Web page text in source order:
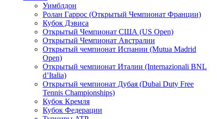
Уимблдон
Ролан Гаррос (Открытый Чемпионат Франции)
Кубок Дэвиса
Открытый Чемпионат США (US Open)
Открытый Чемпионат Австралии
Открытый чемпионат Испании (Mutua Madrid
Open)
Открытый чемпионат Италии (Internazionali BNL
d’Italia)
Открытый чемпионат Дубая (Dubai Duty Free
Tennis Championships)
Кубок Кремля
Кубок Федерации